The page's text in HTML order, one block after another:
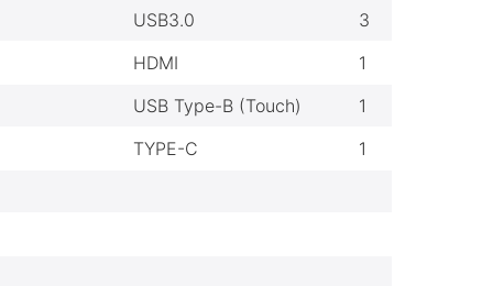
USB3.0
3
HDMI
1
USB Type-B (Touch)
1
TYPE-C
1